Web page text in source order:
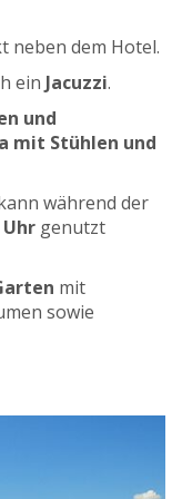
neben dem Hotel.
ein Jacuzzi.
und
mit Stühlen und
während der
Uhr genutzt
mit
sowie